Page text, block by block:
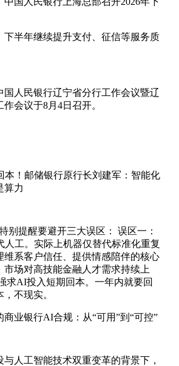
下半年继续提升支付、征信等服务质
国人民银行辽宁省分行工作会议暨辽
会议于8月4日召开。
本！邮储银行原行长刘建军：智能化
算力
别提醒要避开三大误区： 误区一：
人工。实际上机器仅替代标准化重复
维系客户信任、提供情感陪伴的核心
市场对高技能金融人才需求持续上
求AI投入短期回本。一年内就要回
不现实。
商业银行AI合规：从“可用”到“可控”
人工智能技术双重变革的背景下，